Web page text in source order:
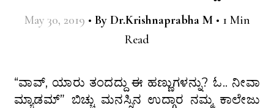
May 30, 2019 • By Dr.Krishnaprabha M • 1 Min
Read
“ವಾವ್, ಯಾರು ತಂದದ್ದು ಈ ಹಣ್ಣುಗಳನ್ನು? ಓ.. ನೀವಾ
ಮ್ಯಾಡಮ್” ಬಿಚ್ಚು ಮನಸ್ಸಿನ ಉದ್ಗಾರ ನಮ್ಮ ಕಾಲೇಜು